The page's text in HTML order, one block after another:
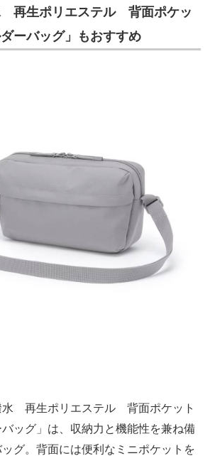
再生ポリエステル 背面ポケッ
ーバッグ」もおすすめ
再生ポリエステル 背面ポケット
ッグ」は、収納力と機能性を兼ね備
グ。背面には便利なミニポケットを